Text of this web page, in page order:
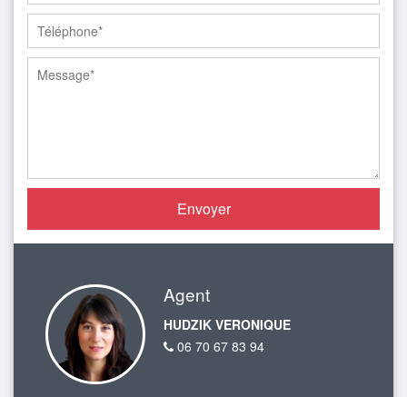
Agent
HUDZIK VERONIQUE
06 70 67 83 94